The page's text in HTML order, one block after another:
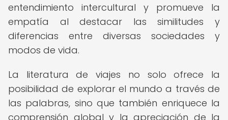
entendimiento intercultural y promueve la
empatía al destacar las similitudes y
diferencias entre diversas sociedades y
modos de vida.
La literatura de viajes no solo ofrece la
posibilidad de explorar el mundo a través de
las palabras, sino que también enriquece la
comprensión global y la apreciación de la